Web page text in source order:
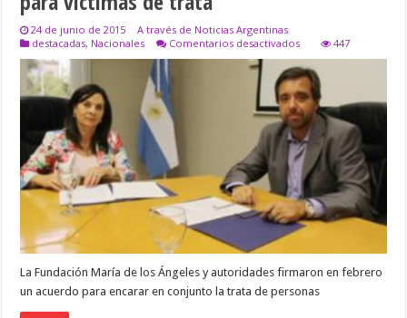
24 de junio de 2015
A través de Noticias Argentinas
destacadas, Nacionales Comentarios desactivadosen
El
gobierno
nacional
construirá
viviendas
para
víctimas
de
trata
447
La Fundación María de los Ángeles y autoridades firmaron en febrero
un acuerdo para encarar en conjunto la trata de personas